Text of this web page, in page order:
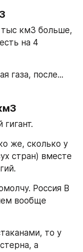
тыс км3 больше,
на 4
газа, после...
же, сколько у
стран) вместе
Россия В
вообще
то у
а